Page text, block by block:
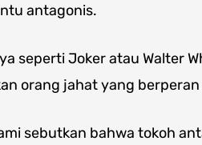
antagonis.
seperti Joker atau Walter
orang jahat yang
sebutkan bahwa tokoh